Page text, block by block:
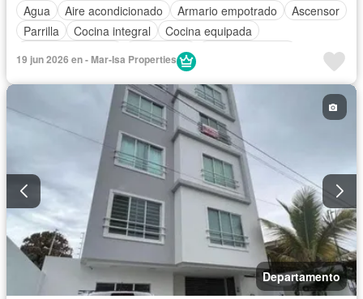
Agua
Aire acondicionado Armario empotrado
Ascensor
Parrilla
Cocina integral
Cocina equipada
Electricidad
Gimnasio
Garita de guardianía
Conserje Sauna Seguridad
Vista panorámica
Wifi Completamente amoblado
19 jun 2026 en - Mar-Isa Properties
Departamento